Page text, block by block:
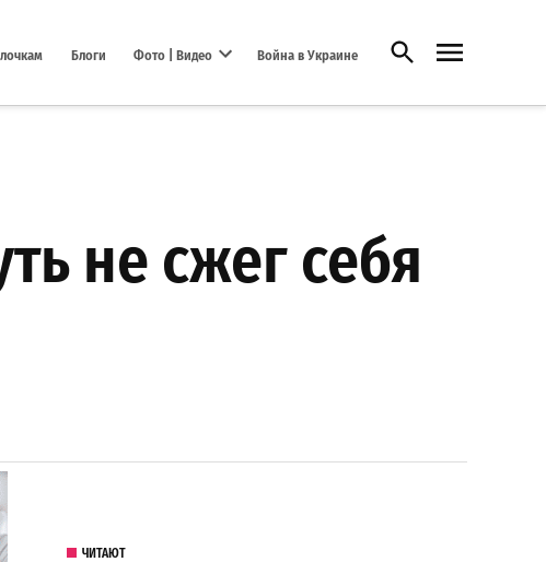
Блоги Фото | Видео Война в Украине Открыть поиск
не сжег себя
ЧИТАЮТ